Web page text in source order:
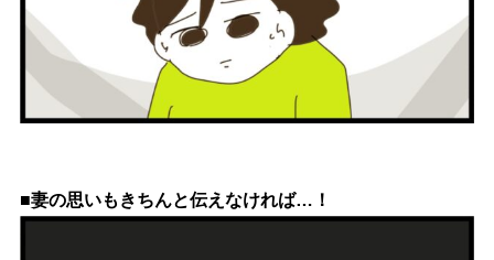
■妻の思いもきちんと伝えなければ…！